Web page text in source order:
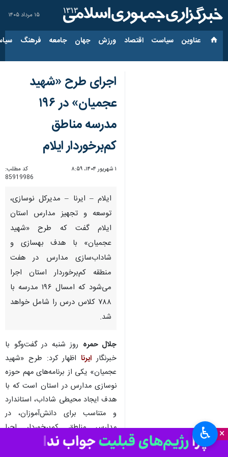
۱۵ مرداد ۱۴۰۵
عناوین‌ سیاست اقتصاد ورزش جهان جامعه فرهنگ
×
اجرای طرح «شهید
عجمیان» در ۱۹۶
مدرسه مناطق
کم‌برخوردار ایلام
۱ شهریور ۱۴۰۴، ۸:۵۹
کد مطلب:
85919986
ایلام – ایرنا – مدیرکل نوسازی،
توسعه و تجهیز مدارس استان
ایلام گفت که طرح «شهید
عجمیان» با هدف بهسازی و
شاداب‌سازی مدارس در هفت
منطقه کم‌برخوردار استان اجرا
می‌شود که امسال ۱۹۶ مدرسه با
۷۸۸ کلاس درس را شامل خواهد
شد.
جلال حمره روز شنبه در گفت‌وگو با
خبرنگار ایرنااظهار کرد: طرح «شهید
عجمیان» یکی از برنامه‌های مهم حوزه
نوسازی مدارس در استان است که با
هدف ایجاد محیطی شاداب، استاندارد
و متناسب برای دانش‌آموزان، در
مدارس مناطق کم‌برخوردار اجرا
می‌شود.
♿︎